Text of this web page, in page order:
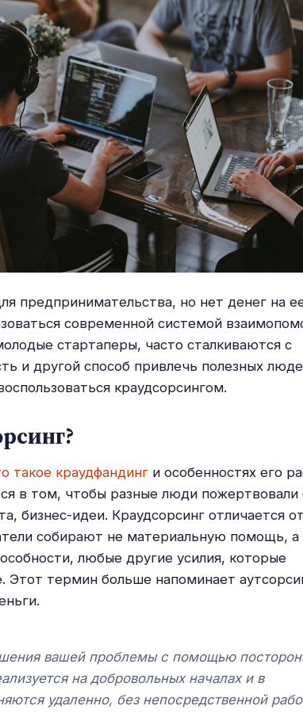
предпринимательства, но нет денег на
современной системой
стартаперы, часто сталкиваются с
и другой способ привлечь полезных
краудсорсингом.
такое краудфандинг и особенностях его
в том, чтобы разные люди пожертвовали
бизнес-идеи. Краудсорсинг отличается от
собирают не материальную помощь, а
любые другие усилия, которые
Этот термин больше напоминает
вашей проблемы с помощью
на добровольных началах и в
удаленно, без непосредственной